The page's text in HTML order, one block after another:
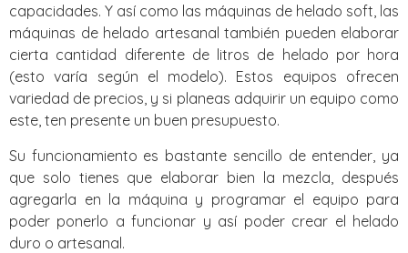
capacidades. Y así como las máquinas de helado soft, las
máquinas de helado artesanal también pueden elaborar
cierta cantidad diferente de litros de helado por hora
(esto varía según el modelo). Estos equipos ofrecen
variedad de precios, y si planeas adquirir un equipo como
este, ten presente un buen presupuesto.
Su funcionamiento es bastante sencillo de entender, ya
que solo tienes que elaborar bien la mezcla, después
agregarla en la máquina y programar el equipo para
poder ponerlo a funcionar y así poder crear el helado
duro o artesanal.